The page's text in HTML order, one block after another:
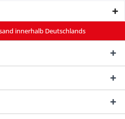
innerhalb Deutschlands